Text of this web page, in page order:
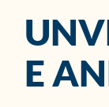
E